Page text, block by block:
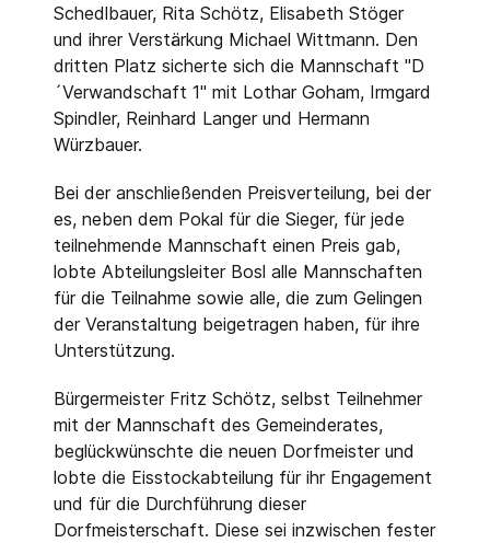
Schedlbauer, Rita Schötz, Elisabeth Stöger
und ihrer Verstärkung Michael Wittmann. Den
dritten Platz sicherte sich die Mannschaft "D
´Verwandschaft 1" mit Lothar Goham, Irmgard
Spindler, Reinhard Langer und Hermann
Würzbauer.
Bei der anschließenden Preisverteilung, bei der
es, neben dem Pokal für die Sieger, für jede
teilnehmende Mannschaft einen Preis gab,
lobte Abteilungsleiter Bosl alle Mannschaften
für die Teilnahme sowie alle, die zum Gelingen
der Veranstaltung beigetragen haben, für ihre
Unterstützung.
Bürgermeister Fritz Schötz, selbst Teilnehmer
mit der Mannschaft des Gemeinderates,
beglückwünschte die neuen Dorfmeister und
lobte die Eisstockabteilung für ihr Engagement
und für die Durchführung dieser
Dorfmeisterschaft. Diese sei inzwischen fester